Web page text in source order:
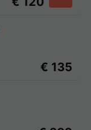
€ 135